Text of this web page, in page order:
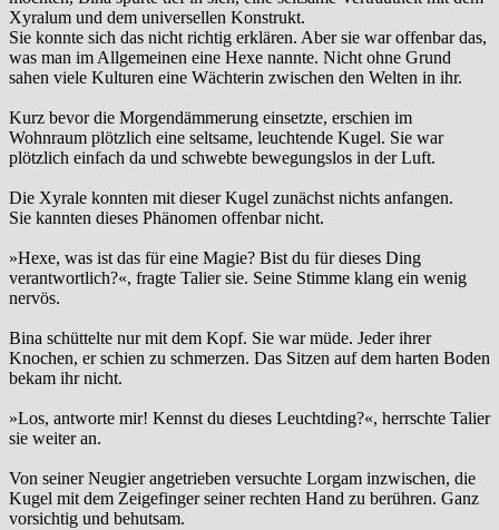
Xyralum und dem universellen Konstrukt.
Sie konnte sich das nicht richtig erklären. Aber sie war offenbar das,
was man im Allgemeinen eine Hexe nannte. Nicht ohne Grund
sahen viele Kulturen eine Wächterin zwischen den Welten in ihr.
Kurz bevor die Morgendämmerung einsetzte, erschien im
Wohnraum plötzlich eine seltsame, leuchtende Kugel. Sie war
plötzlich einfach da und schwebte bewegungslos in der Luft.
Die Xyrale konnten mit dieser Kugel zunächst nichts anfangen.
Sie kannten dieses Phänomen offenbar nicht.
»Hexe, was ist das für eine Magie? Bist du für dieses Ding
verantwortlich?«, fragte Talier sie. Seine Stimme klang ein wenig
nervös.
Bina schüttelte nur mit dem Kopf. Sie war müde. Jeder ihrer
Knochen, er schien zu schmerzen. Das Sitzen auf dem harten Boden
bekam ihr nicht.
»Los, antworte mir! Kennst du dieses Leuchtding?«, herrschte Talier
sie weiter an.
Von seiner Neugier angetrieben versuchte Lorgam inzwischen, die
Kugel mit dem Zeigefinger seiner rechten Hand zu berühren. Ganz
vorsichtig und behutsam.